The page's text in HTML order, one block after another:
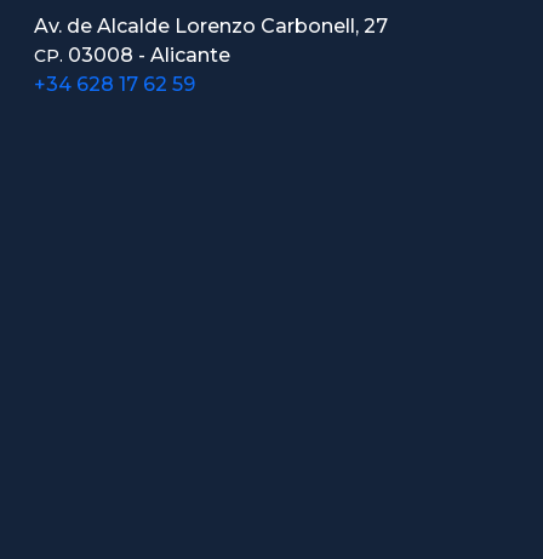
Av. de Alcalde Lorenzo Carbonell, 27
CP. 03008 - Alicante
+34 628 17 62 59